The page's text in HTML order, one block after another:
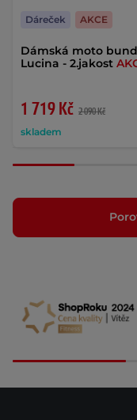
Dámská moto
Lucina - 2.jakost
1 719 Kč 2 090 Kč
skladem
Dáreček AKCE